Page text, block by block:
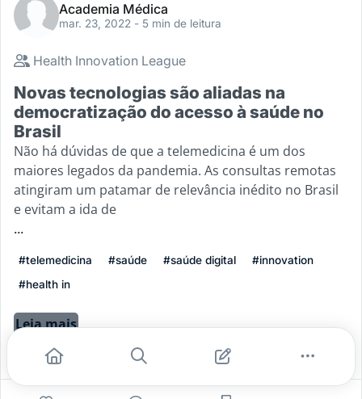
Academia Médica
mar. 23, 2022 - 5 min de leitura
Health Innovation League
Novas tecnologias são aliadas na
democratização do acesso à saúde no
Brasil
Não há dúvidas de que a telemedicina é um dos
maiores legados da pandemia. As consultas remotas
atingiram um patamar de relevância inédito no Brasil
e evitam a ida de
...
#telemedicina #saúde #saúde digital
#innovation
#health in
Leia mais